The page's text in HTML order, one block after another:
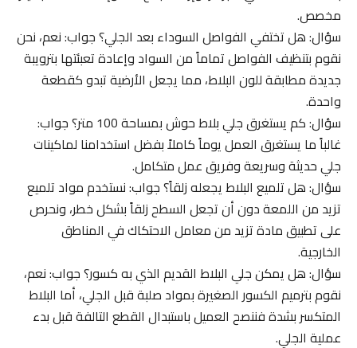
مخصص.
سؤال: هل تختفي الفواصل السوداء بعد الجلي؟ جواب: نعم، نحن
نقوم بتنظيف الفواصل تماماً من السواد وإعادة تعبئتها بترويبة
جديدة مطابقة للون البلاط، مما يجعل الأرضية تبدو كقطعة
واحدة.
سؤال: كم يستغرق جلي بلاط حوش بمساحة 100 متر؟ جواب:
غالباً ما يستغرق العمل يوماً كاملاً بفضل استخدامنا لماكينات
جلي حديثة وسريعة وفريق عمل متكامل.
سؤال: هل تلميع البلاط يجعله زلقاً؟ جواب: نستخدم مواد تلميع
تزيد من اللمعة دون أن تجعل السطح زلقاً بشكل خطر، ونحرص
على تطبيق مادة تزيد من معامل الاحتكاك في المناطق
الخارجية.
سؤال: هل يمكن جلي البلاط القديم الذي به كسور؟ جواب: نعم،
نقوم بترميم الكسور الصغيرة بمواد صلبة قبل الجلي، أما البلاط
المتكسر بشدة فننصح العميل باستبدال القطع التالفة قبل بدء
عملية الجلي.